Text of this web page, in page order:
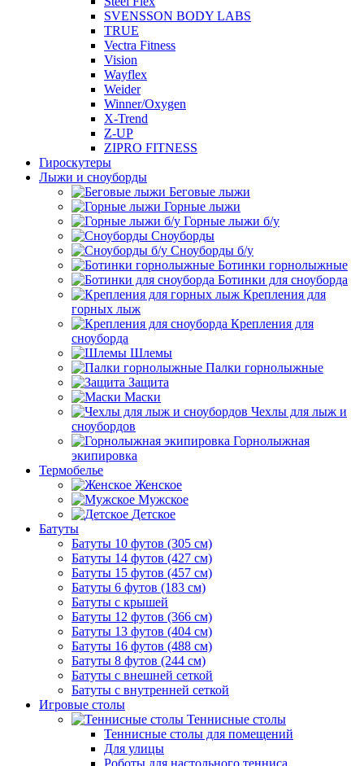
SVENSSON BODY LABS
TRUE
Vectra Fitness
Vision
Wayflex
Weider
Winner/Oxygen
X-Trend
Z-UP
ZIPRO FITNESS
Гироскутеры
Лыжи и сноуборды
Беговые лыжи
Горные лыжи
Горные лыжи б/у
Сноуборды
Сноуборды б/у
Ботинки горнолыжные
Ботинки для сноуборда
Крепления для
горных лыж
Крепления для
сноуборда
Шлемы
Палки горнолыжные
Защита
Маски
Чехлы для лыж и
сноубордов
Горнолыжная
экипировка
Термобелье
Женское
Мужское
Детское
Батуты
Батуты 10 футов (305 см)
Батуты 14 футов (427 см)
Батуты 15 футов (457 см)
Батуты 6 футов (183 см)
Батуты с крышей
Батуты 12 футов (366 см)
Батуты 13 футов (404 см)
Батуты 16 футов (488 см)
Батуты 8 футов (244 см)
Батуты с внешней сеткой
Батуты с внутренней сеткой
Игровые столы
Теннисные столы
Теннисные столы для помещений
Для улицы
Роботы для настольного тенниса